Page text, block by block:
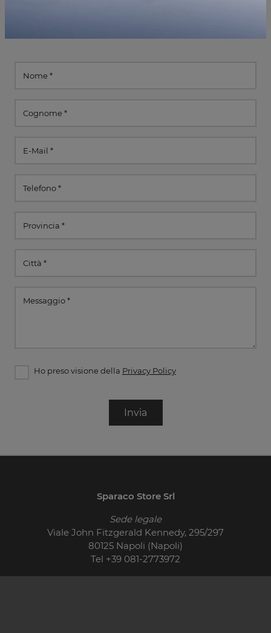
Ho preso visione della Privacy Policy
Invia
Sparaco Store Srl
Sede legale
Viale John Fitzgerald Kennedy, 295/297
80125 Napoli (Napoli)
Tel +39 081-2773972